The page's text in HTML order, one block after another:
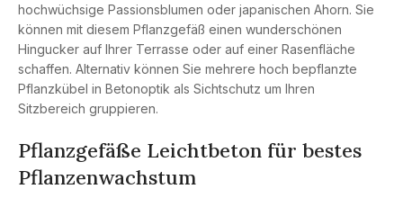
hochwüchsige Passionsblumen oder japanischen Ahorn. Sie
können mit diesem Pflanzgefäß einen wunderschönen
Hingucker auf Ihrer Terrasse oder auf einer Rasenfläche
schaffen. Alternativ können Sie mehrere hoch bepflanzte
Pflanzkübel in Betonoptik als Sichtschutz um Ihren
Sitzbereich gruppieren.
Pflanzgefäße Leichtbeton für bestes
Pflanzenwachstum